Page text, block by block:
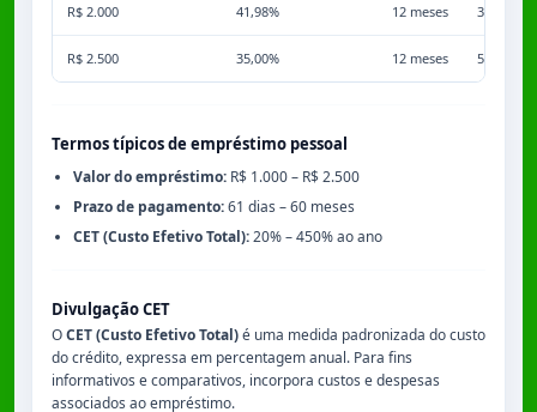
R$ 2.000 41,98% 12 meses 3,50%
R$ 2.500 35,00% 12 meses 5,00%
Termos típicos de empréstimo pessoal
Valor do empréstimo: R$ 1.000 – R$ 2.500
Prazo de pagamento:61 dias – 60 meses
CET (Custo Efetivo Total):20% – 450% ao ano
Divulgação CET
OCET (Custo Efetivo Total)é uma medida padronizada do custo
do crédito, expressa em percentagem anual. Para fins
informativos e comparativos, incorpora custos e despesas
associados ao empréstimo.